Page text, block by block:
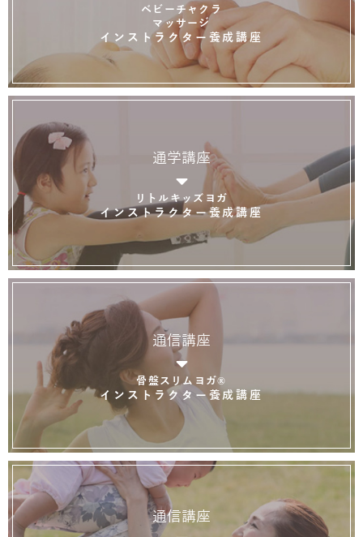
ベビーチャクラ
マッサージ
インストラクター養成講座
通学講座
リトルキッズヨガ
インストラクター養成講座
通信講座
骨盤スリムヨガ®
インストラクター養成講座
通信講座